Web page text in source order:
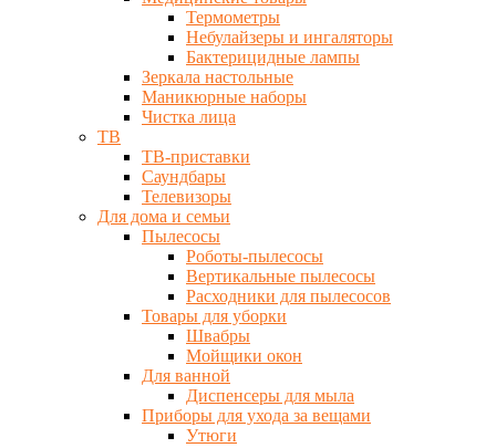
Термометры
Небулайзеры и ингаляторы
Бактерицидные лампы
Зеркала настольные
Маникюрные наборы
Чистка лица
ТВ
ТВ-приставки
Саундбары
Телевизоры
Для дома и семьи
Пылесосы
Роботы-пылесосы
Вертикальные пылесосы
Расходники для пылесосов
Товары для уборки
Швабры
Мойщики окон
Для ванной
Диспенсеры для мыла
Приборы для ухода за вещами
Утюги